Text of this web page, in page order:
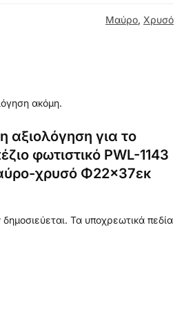
Μαύρο, Χρυσό
ακόμη.
αξιολόγηση για το
φωτιστικό PWL-1143
χρυσό Φ22×37εκ
Τα υποχρεωτικά πεδία